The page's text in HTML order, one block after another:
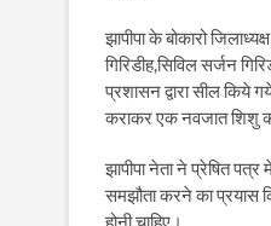
झापीपा के बोकारो
गिरिडीह,सिविल सर्जन
प्रशासन द्वारा सील
कराकर एक नवजात शिशु
झापीपा नेता ने प्रेषित
समझौता करने का प्रयास
होनी चाहिए।